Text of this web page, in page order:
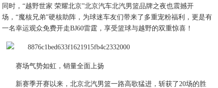
同时，“越野世家 荣耀北京”北京汽车北汽男篮品牌之夜也震撼开
场，“魔核兄弟”硬核助阵，为球迷车友们带来了多重宠粉福利，更是有
一名幸运观众免费开走BJ60雷霆，享受篮球与越野的双重惊喜！
赛场气势如虹，销量全面上扬
新赛季开赛以来，北京北汽男篮一路高歌猛进，斩获了20场的胜